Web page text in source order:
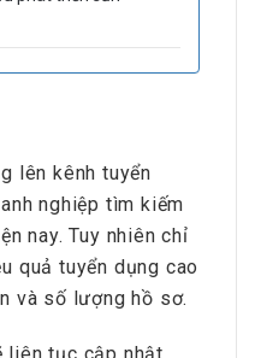
lên kênh tuyển
nghiệp tìm kiếm
nay. Tuy nhiên chỉ
quả tuyển dụng cao
và số lượng hồ sơ.